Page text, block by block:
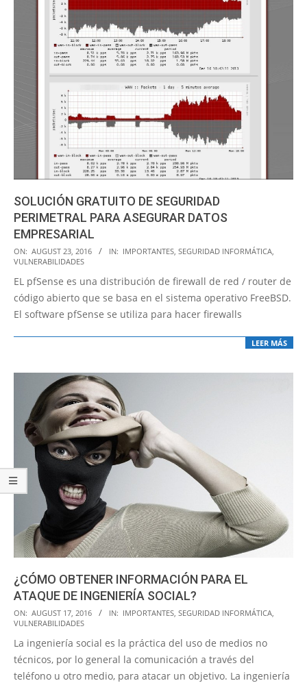
SOLUCIÓN GRATUITO DE SEGURIDAD
PERIMETRAL PARA ASEGURAR DATOS
EMPRESARIAL
2016-
08-
23
ON: AUGUST 23, 2016 IN: IMPORTANTES, SEGURIDAD INFORMÁTICA,
VULNERABILIDADES
EL pfSense es una distribución de firewall de red / router de
código abierto que se basa en el sistema operativo FreeBSD.
El software pfSense se utiliza para hacer firewalls
LEER MÁS
¿CÓMO OBTENER INFORMACIÓN PARA EL
ATAQUE DE INGENIERÍA SOCIAL?
2016-
08-
17
ON: AUGUST 17, 2016 IN: IMPORTANTES SEGURIDAD INFORMÁTICA
VULNERABILIDADES
La ingeniería social es la práctica del uso de medios no
técnicos, por lo general la comunicación a través del
teléfono u otro medio, para atacar un objetivo. La ingeniería